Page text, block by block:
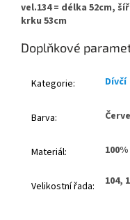
vel.134 = délka 52cm,
krku 53cm
Doplňkové
Kategorie: Dívčí
Barva:
Materiál:
Velikostní řada: 104,